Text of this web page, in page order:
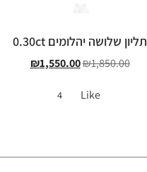
תליון שלושה יהלומים 0.30ct
₪1,850.00
₪1,550.00
Like
4